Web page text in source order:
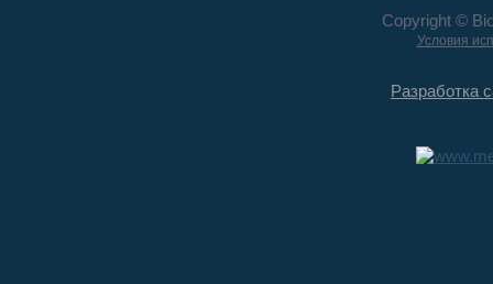
Copyright ©
Условия
Разработка